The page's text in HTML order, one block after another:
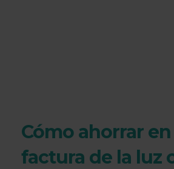
Cómo ahorrar en
factura de la luz